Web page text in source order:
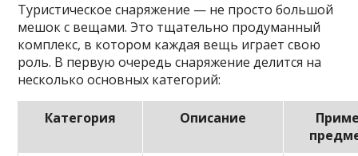
Туристическое снаряжение — не просто большой
мешок с вещами. Это тщательно продуманный
комплекс, в котором каждая вещь играет свою
роль. В первую очередь снаряжение делится на
несколько основных категорий:
Категория Описание